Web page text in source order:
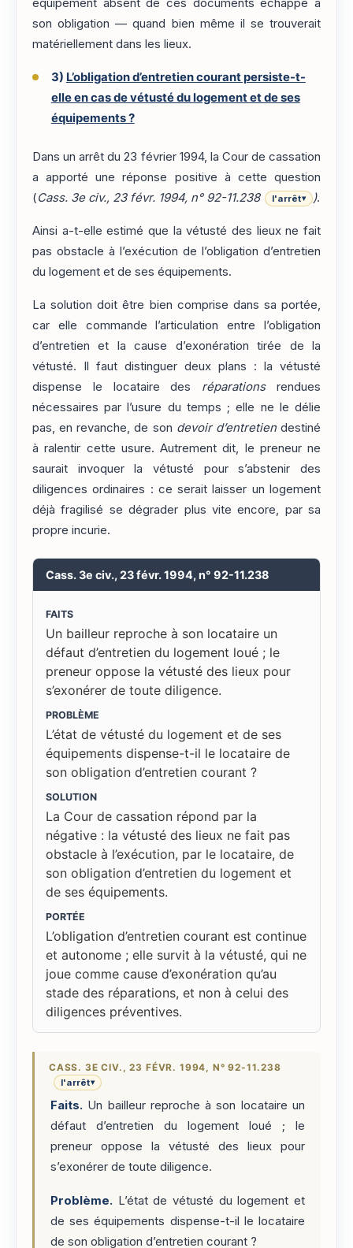
équipement absent de ces documents échappe à
son obligation — quand bien même il se trouverait
matériellement dans les lieux.
3) L’obligation d’entretien courant persiste-t-
elle en cas de vétusté du logement et de ses
équipements ?
Dans un arrêt du 23 février 1994, la Cour de cassation
a apporté une réponse positive à cette question
(Cass. 3e civ., 23 févr. 1994, n° 92-11.238 l'arrêt▾ ).
Ainsi a-t-elle estimé que la vétusté des lieux ne fait
pas obstacle à l’exécution de l’obligation d’entretien
du logement et de ses équipements.
La solution doit être bien comprise dans sa portée,
car elle commande l’articulation entre l’obligation
d’entretien et la cause d’exonération tirée de la
vétusté. Il faut distinguer deux plans : la vétusté
dispense le locataire des réparationsrendues
nécessaires par l’usure du temps ; elle ne le délie
pas, en revanche, de son devoir d’entretiendestiné
à ralentir cette usure. Autrement dit, le preneur ne
saurait invoquer la vétusté pour s’abstenir des
diligences ordinaires : ce serait laisser un logement
déjà fragilisé se dégrader plus vite encore, par sa
propre incurie.
Cass. 3e civ., 23 févr. 1994, n° 92-11.238
FAITS
Un bailleur reproche à son locataire un
défaut d’entretien du logement loué ; le
preneur oppose la vétusté des lieux pour
s’exonérer de toute diligence.
PROBLÈME
L’état de vétusté du logement et de ses
équipements dispense-t-il le locataire de
son obligation d’entretien courant ?
SOLUTION
La Cour de cassation répond par la
négative : la vétusté des lieux ne fait pas
obstacle à l’exécution, par le locataire, de
son obligation d’entretien du logement et
de ses équipements.
PORTÉE
L’obligation d’entretien courant est continue
et autonome ; elle survit à la vétusté, qui ne
joue comme cause d’exonération qu’au
stade des réparations, et non à celui des
diligences préventives.
CASS. 3E CIV., 23 FÉVR. 1994, N° 92-11.238
l'arrêt▾
Faits. Un bailleur reproche à son locataire un
défaut d’entretien du logement loué ; le
preneur oppose la vétusté des lieux pour
s’exonérer de toute diligence.
Problème. L’état de vétusté du logement et
de ses équipements dispense-t-il le locataire
de son obligation d’entretien courant ?